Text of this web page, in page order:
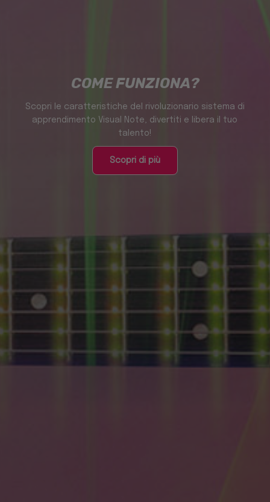
COME FUNZIONA?
Scopri le caratteristiche del rivoluzionario sistema di
apprendimento Visual Note, divertiti e libera il tuo
talento!
Scopri di più